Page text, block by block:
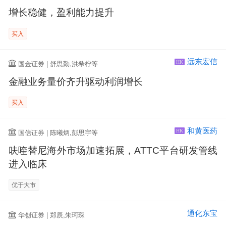
增长稳健，盈利能力提升
买入
国金证券 | 舒思勤,洪希柠等 HK 远东宏信
金融业务量价齐升驱动利润增长
买入
国信证券 | 陈曦炳,彭思宇等 HK 和黄医药
呋喹替尼海外市场加速拓展，ATTC平台研发管线
进入临床
优于大市
华创证券 | 郑辰,朱珂琛 通化东宝